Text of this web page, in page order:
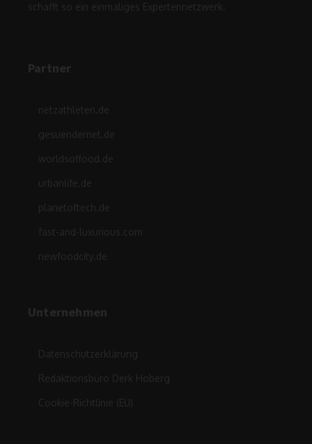
schafft so ein einmaliges Expertennetzwerk.
Partner
netzathleten.de
gesuendernet.de
worldsoffood.de
urbanlife.de
planetoftech.de
fast-and-luxurious.com
newfoodcity.de
Unternehmen
Datenschutzerklärung
Redaktionsbüro Derk Hoberg
Cookie-Richtlinie (EU)